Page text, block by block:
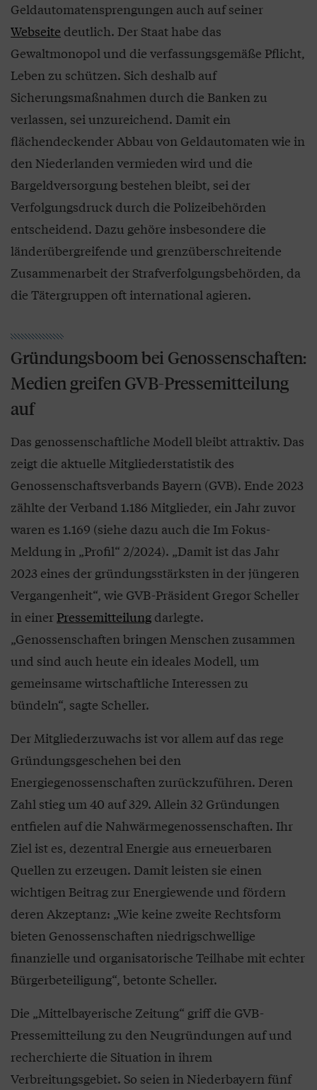
Geldautomatensprengungen auch auf seiner
Webseite deutlich. Der Staat habe das
Gewaltmonopol und die verfassungsgemäße Pflicht,
Leben zu schützen. Sich deshalb auf
Sicherungsmaßnahmen durch die Banken zu
verlassen, sei unzureichend. Damit ein
flächendeckender Abbau von Geldautomaten wie in
den Niederlanden vermieden wird und die
Bargeldversorgung bestehen bleibt, sei der
Verfolgungsdruck durch die Polizeibehörden
entscheidend. Dazu gehöre insbesondere die
länderübergreifende und grenzüberschreitende
Zusammenarbeit der Strafverfolgungsbehörden, da
die Tätergruppen oft international agieren.
Gründungsboom bei Genossenschaften:
Medien greifen GVB-Pressemitteilung
auf
Das genossenschaftliche Modell bleibt attraktiv. Das
zeigt die aktuelle Mitgliederstatistik des
Genossenschaftsverbands Bayern (GVB). Ende 2023
zählte der Verband 1.186 Mitglieder, ein Jahr zuvor
waren es 1.169 (siehe dazu auch die Im Fokus-
Meldung in „Profil“ 2/2024). „Damit ist das Jahr
2023 eines der gründungsstärksten in der jüngeren
Vergangenheit“, wie GVB-Präsident Gregor Scheller
in einerPressemitteilung darlegte.
„Genossenschaften bringen Menschen zusammen
und sind auch heute ein ideales Modell, um
gemeinsame wirtschaftliche Interessen zu
bündeln“, sagte Scheller.
Der Mitgliederzuwachs ist vor allem auf das rege
Gründungsgeschehen bei den
Energiegenossenschaften zurückzuführen. Deren
Zahl stieg um 40 auf 329. Allein 32 Gründungen
entfielen auf die Nahwärmegenossenschaften. Ihr
Ziel ist es, dezentral Energie aus erneuerbaren
Quellen zu erzeugen. Damit leisten sie einen
wichtigen Beitrag zur Energiewende und fördern
deren Akzeptanz: „Wie keine zweite Rechtsform
bieten Genossenschaften niedrigschwellige
finanzielle und organisatorische Teilhabe mit echter
Bürgerbeteiligung“, betonte Scheller.
Die „Mittelbayerische Zeitung“ griff die GVB-
Pressemitteilung zu den Neugründungen auf und
recherchierte die Situation in ihrem
Verbreitungsgebiet. So seien in Niederbayern fünf